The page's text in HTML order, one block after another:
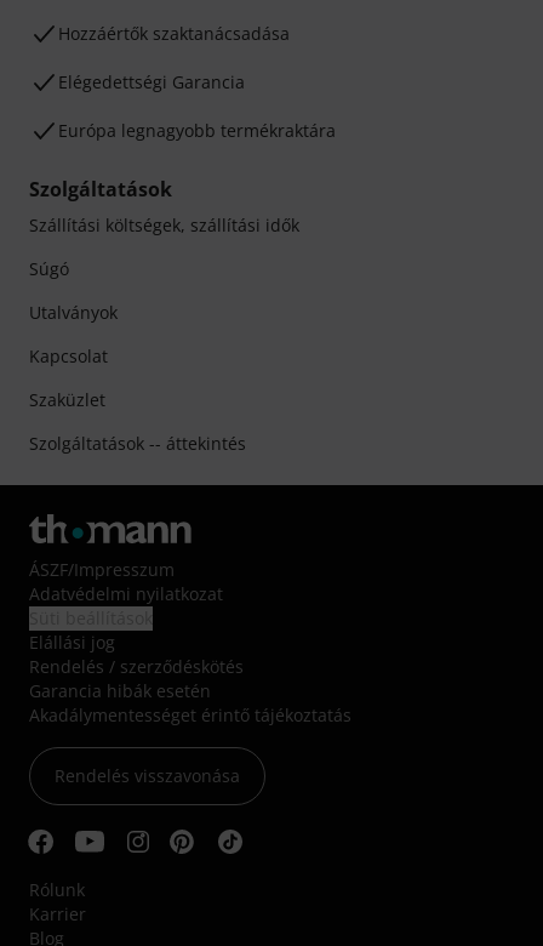
Hozzáértők szaktanácsadása
Elégedettségi Garancia
Európa legnagyobb termékraktára
Szolgáltatások
Szállítási költségek, szállítási idők
Súgó
Utalványok
Kapcsolat
Szaküzlet
Szolgáltatások -- áttekintés
ÁSZF/Impresszum
Adatvédelmi nyilatkozat
Elállási jog
Rendelés / szerződéskötés
Garancia hibák esetén
Akadálymentességet érintő tájékoztatás
Rendelés visszavonása
Rólunk
Karrier
Blog